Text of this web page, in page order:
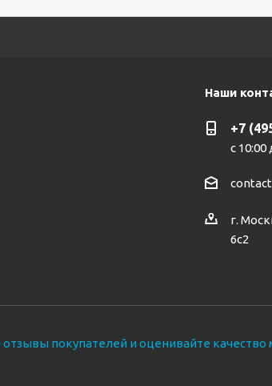
Наши
+7
с 10:00
г.
6с2